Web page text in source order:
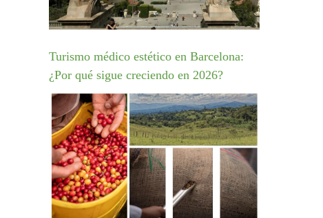
Turismo médico estético en Barcelona:
¿Por qué sigue creciendo en 2026?